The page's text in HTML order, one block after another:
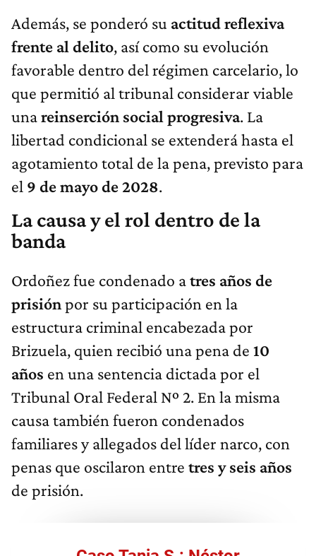
Además, se ponderó su actitud reflexiva
frente al delito, así como su evolución
favorable dentro del régimen carcelario, lo
que permitió al tribunal considerar viable
unareinserción social progresiva. La
libertad condicional se extenderá hasta el
agotamiento total de la pena, previsto para
el 9 de mayo de 2028.
La causa y el rol dentro de la
banda
Ordoñez fue condenado atres años de
prisiónpor su participación en la
estructura criminal encabezada por
Brizuela, quien recibió una pena de 10
años en una sentencia dictada por el
Tribunal Oral Federal Nº 2. En la misma
causa también fueron condenados
familiares y allegados del líder narco, con
penas que oscilaron entre tres y seis años
de prisión.